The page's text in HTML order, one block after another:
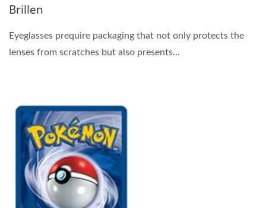
Brillen
Eyeglasses prequire packaging that not only protects the
lenses from scratches but also presents...